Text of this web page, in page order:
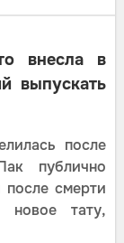
внесла в
выпускать
после
публично
смерти
новое тату,